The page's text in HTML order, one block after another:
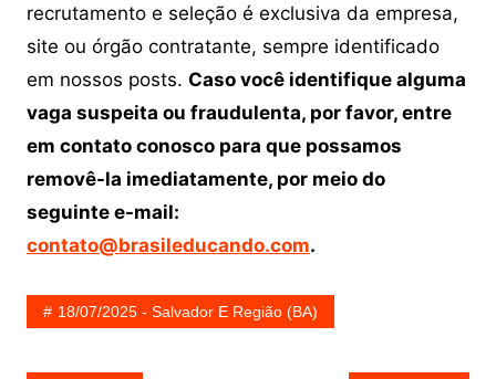
recrutamento e seleção é exclusiva da empresa,
site ou órgão contratante, sempre identificado
em nossos posts. Caso você identifique alguma
vaga suspeita ou fraudulenta, por favor, entre
em contato conosco para que possamos
removê-la imediatamente, por meio do
seguinte e-mail:
contato@brasileducando.com.
18/07/2025 - Salvador E Região (BA)